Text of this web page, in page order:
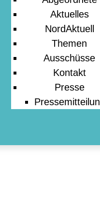
Aktuelles
NordAktuell
Themen
Ausschüsse
Kontakt
Presse